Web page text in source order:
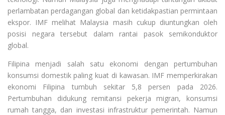
perlambatan perdagangan global dan ketidakpastian permintaan
ekspor. IMF melihat Malaysia masih cukup diuntungkan oleh
posisi negara tersebut dalam rantai pasok semikonduktor
global.
Filipina menjadi salah satu ekonomi dengan pertumbuhan
konsumsi domestik paling kuat di kawasan. IMF memperkirakan
ekonomi Filipina tumbuh sekitar 5,8 persen pada 2026.
Pertumbuhan didukung remitansi pekerja migran, konsumsi
rumah tangga, dan investasi infrastruktur pemerintah. Namun